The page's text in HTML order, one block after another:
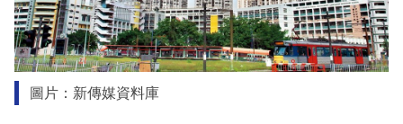
圖片：新傳媒資料庫